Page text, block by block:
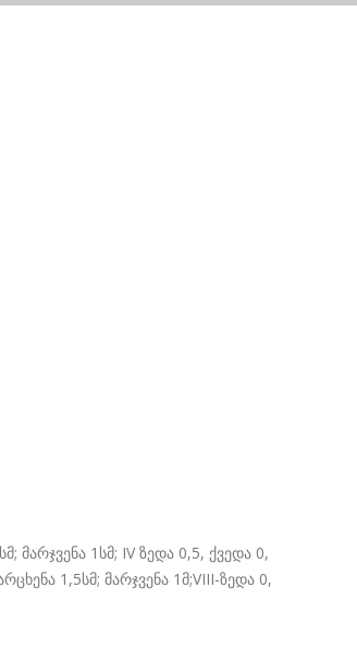
მარჯვენა 1სმ; IV ზედა 0,5, ქვედა 0,
1,5სმ; მარჯვენა 1მ;VIII-ზედა 0,